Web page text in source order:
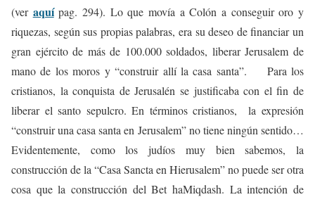
(ver aquípag. 294). Lo que movía a Colón a conseguir oro y
riquezas, según sus propias palabras, era su deseo de financiar un
gran ejército de más de 100.000 soldados, liberar Jerusalem de
mano de los moros y “construir allí la casa santa”. Para los
cristianos, la conquista de Jerusalén se justificaba con el fin de
liberar el santo sepulcro. En términos cristianos, la expresión
“construir una casa santa en Jerusalem” no tiene ningún sentido…
Evidentemente, como los judíos muy bien sabemos, la
construcción de la “Casa Sancta en Hierusalem” no puede ser otra
cosa que la construcción del Bet haMiqdash. La intención de